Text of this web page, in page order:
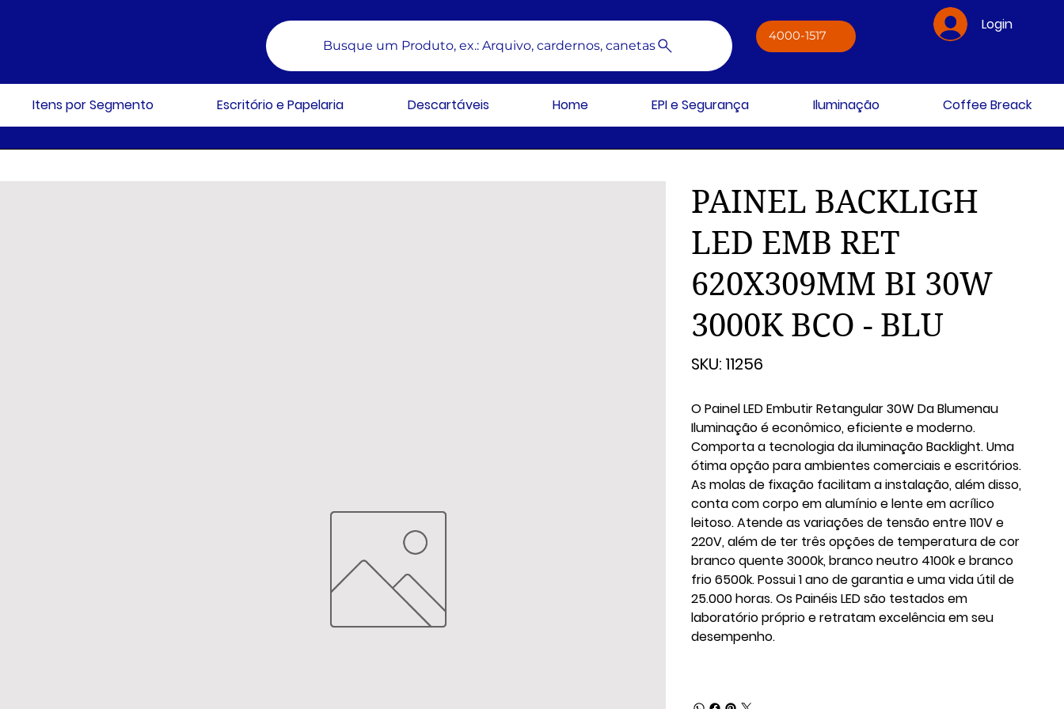
Busque um Produto, ex.: Arquivo, cardernos, canetas
4000-1517
Login
Itens por Segmento Escritório e Papelaria Descartáveis Home EPI e Segurança Iluminação Coffee Breack
PAINEL BACKLIGH
LED EMB RET
620X309MM BI 30W
3000K BCO - BLU
SKU:
11256
11256
O Painel LED Embutir Retangular 30W Da Blumenau
Iluminação é econômico, eficiente e moderno.
Comporta a tecnologia da iluminação Backlight. Uma
ótima opção para ambientes comerciais e escritórios.
As molas de fixação facilitam a instalação, além disso,
conta com corpo em alumínio e lente em acrílico
leitoso. Atende as variações de tensão entre 110V e
220V, além de ter três opções de temperatura de cor
branco quente 3000k, branco neutro 4100k e branco
frio 6500k. Possui 1 ano de garantia e uma vida útil de
25.000 horas. Os Painéis LED são testados em
laboratório próprio e retratam excelência em seu
desempenho.